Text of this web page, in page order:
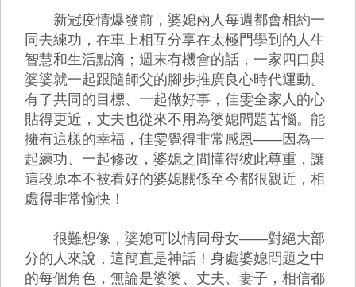
新冠疫情爆發前，婆媳兩人每週都會相約一
同去練功，在車上相互分享在太極門學到的人生
智慧和生活點滴；週末有機會的話，一家四口與
婆婆就一起跟隨師父的腳步推廣良心時代運動。
有了共同的目標、一起做好事，佳雯全家人的心
貼得更近，丈夫也從來不用為婆媳問題苦惱。能
擁有這樣的幸福，佳雯覺得非常感恩——因為一
起練功、一起修改，婆媳之間懂得彼此尊重，讓
這段原本不被看好的婆媳關係至今都很親近，相
處得非常愉快！
很難想像，婆媳可以情同母女——對絕大部
分的人來說，這簡直是神話！身處婆媳問題之中
的每個角色，無論是婆婆、丈夫、妻子，相信都